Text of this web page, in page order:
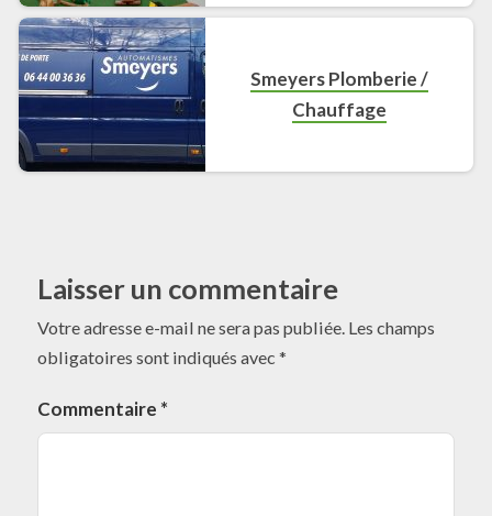
Smeyers Plomberie /
Chauffage
Laisser un commentaire
Votre adresse e-mail ne sera pas publiée. Les champs
obligatoires sont indiqués avec *
Commentaire *